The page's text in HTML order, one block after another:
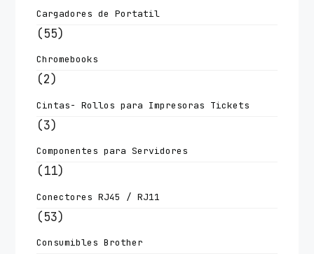
Cargadores de Portatil
(55)
Chromebooks
(2)
Cintas- Rollos para Impresoras Tickets
(3)
Componentes para Servidores
(11)
Conectores RJ45 / RJ11
(53)
Consumibles Brother